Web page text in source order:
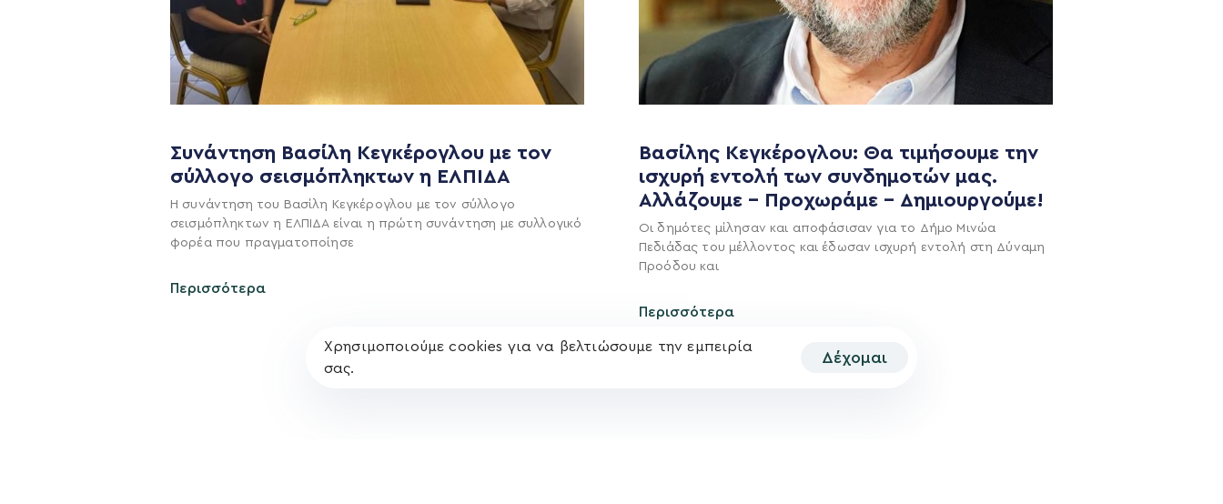
Συνάντηση Βασίλη Κεγκέρογλου με τον
σύλλογο σεισμόπληκτων η ΕΛΠΙΔΑ
Η συνάντηση του Βασίλη Κεγκέρογλου με τον σύλλογο
σεισμόπληκτων η ΕΛΠΙΔΑ είναι η πρώτη συνάντηση με συλλογικό
φορέα που πραγματοποίησε
Περισσότερα
Βασίλης Κεγκέρογλου: Θα τιμήσουμε την
ισχυρή εντολή των συνδημοτών μας.
Αλλάζουμε – Προχωράμε – Δημιουργούμε!
Οι δημότες μίλησαν και αποφάσισαν για το Δήμο Μινώα
Πεδιάδας του μέλλοντος και έδωσαν ισχυρή εντολή στη Δύναμη
Προόδου και
Περισσότερα
Όραμα
Σχέδιο
Πολιτική Απορρήτου
Ανακοινώσεις
Νέα
+(30) 289 102 4800
Ηλ. ταχυδρομείο
kegkeroglou@gmail.com
Χρησιμοποιούμε cookies για να βελτιώσουμε την εμπειρία
σας.
Δέχομαι